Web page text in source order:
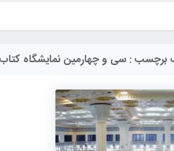
برچسب : سی و چهارمین نمایشگاه کتاب